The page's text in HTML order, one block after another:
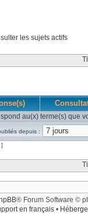
les sujets actifs
au(x) terme(s) que
depuis :
® Forum Software ©
en français •